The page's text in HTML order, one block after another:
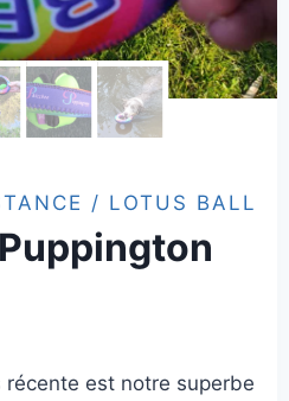
/ LOTUS BALL
Puppington
est notre superbe